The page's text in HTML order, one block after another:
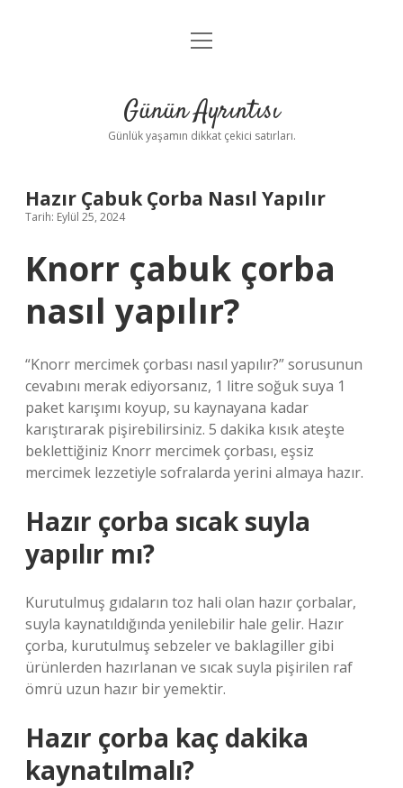
Anasayfa
Yasal Uyarı
menüyü
Günün Ayrıntısı
Günlük yaşamın dikkat çekici satırları.
Hazır Çabuk Çorba Nasıl Yapılır
Tarih: Eylül 25, 2024
Knorr çabuk çorba
nasıl yapılır?
“Knorr mercimek çorbası nasıl yapılır?” sorusunun
cevabını merak ediyorsanız, 1 litre soğuk suya 1
paket karışımı koyup, su kaynayana kadar
karıştırarak pişirebilirsiniz. 5 dakika kısık ateşte
beklettiğiniz Knorr mercimek çorbası, eşsiz
mercimek lezzetiyle sofralarda yerini almaya hazır.
Hazır çorba sıcak suyla
yapılır mı?
Kurutulmuş gıdaların toz hali olan hazır çorbalar,
suyla kaynatıldığında yenilebilir hale gelir. Hazır
çorba, kurutulmuş sebzeler ve baklagiller gibi
ürünlerden hazırlanan ve sıcak suyla pişirilen raf
ömrü uzun hazır bir yemektir.
Hazır çorba kaç dakika
kaynatılmalı?